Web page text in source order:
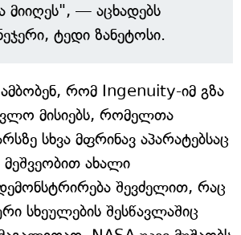
მიიღეს", — აცხადებს
ტედი ზანეტოსი.
ამბობენ, რომ Ingenuity-იმ გზა
მისიებს, რომელთა
სხვა მფრინავ აპარატებსაც
მეშვეობით ახალი
შევძელით, რაც
სხეულების შესწავლაშიც